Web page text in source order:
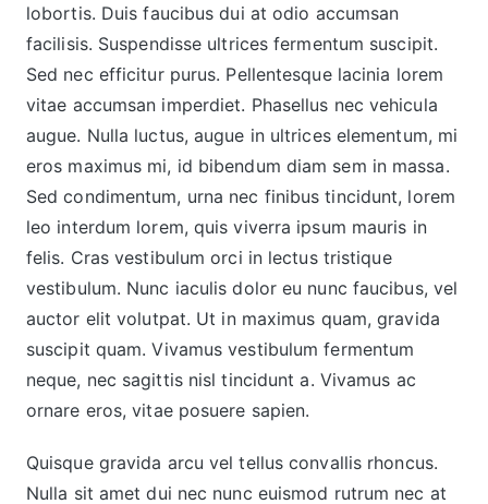
lobortis. Duis faucibus dui at odio accumsan
facilisis. Suspendisse ultrices fermentum suscipit.
Sed nec efficitur purus. Pellentesque lacinia lorem
vitae accumsan imperdiet. Phasellus nec vehicula
augue. Nulla luctus, augue in ultrices elementum, mi
eros maximus mi, id bibendum diam sem in massa.
Sed condimentum, urna nec finibus tincidunt, lorem
leo interdum lorem, quis viverra ipsum mauris in
felis. Cras vestibulum orci in lectus tristique
vestibulum. Nunc iaculis dolor eu nunc faucibus, vel
auctor elit volutpat. Ut in maximus quam, gravida
suscipit quam. Vivamus vestibulum fermentum
neque, nec sagittis nisl tincidunt a. Vivamus ac
ornare eros, vitae posuere sapien.
Quisque gravida arcu vel tellus convallis rhoncus.
Nulla sit amet dui nec nunc euismod rutrum nec at